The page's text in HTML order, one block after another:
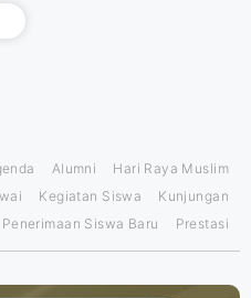
Alumni
Hari Raya Muslim
Kegiatan Siswa
Kunjungan
Penerimaan Siswa Baru Prestasi